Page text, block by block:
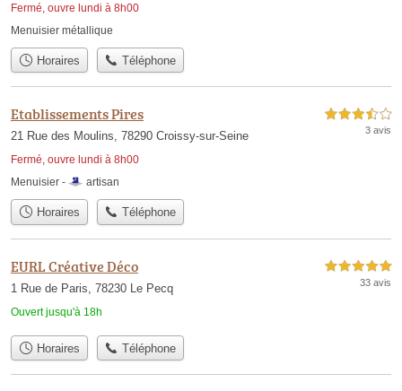
Fermé, ouvre lundi à 8h00
Menuisier métallique
Horaires Téléphone
Etablissements Pires
21 Rue des Moulins, 78290 Croissy-sur-Seine
Fermé, ouvre lundi à 8h00
3,5 étoiles sur 5
3 avis
Menuisier - artisan
Horaires Téléphone
EURL Créative Déco
1 Rue de Paris, 78230 Le Pecq
Ouvert jusqu'à 18h
5,0 étoiles sur 5
33 avis
Horaires Téléphone